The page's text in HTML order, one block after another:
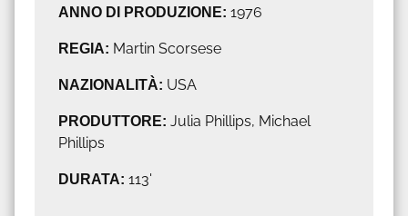
ANNO DI PRODUZIONE: 1976
REGIA: Martin Scorsese
NAZIONALITÀ: USA
PRODUTTORE: Julia Phillips, Michael
Phillips
DURATA: 113'